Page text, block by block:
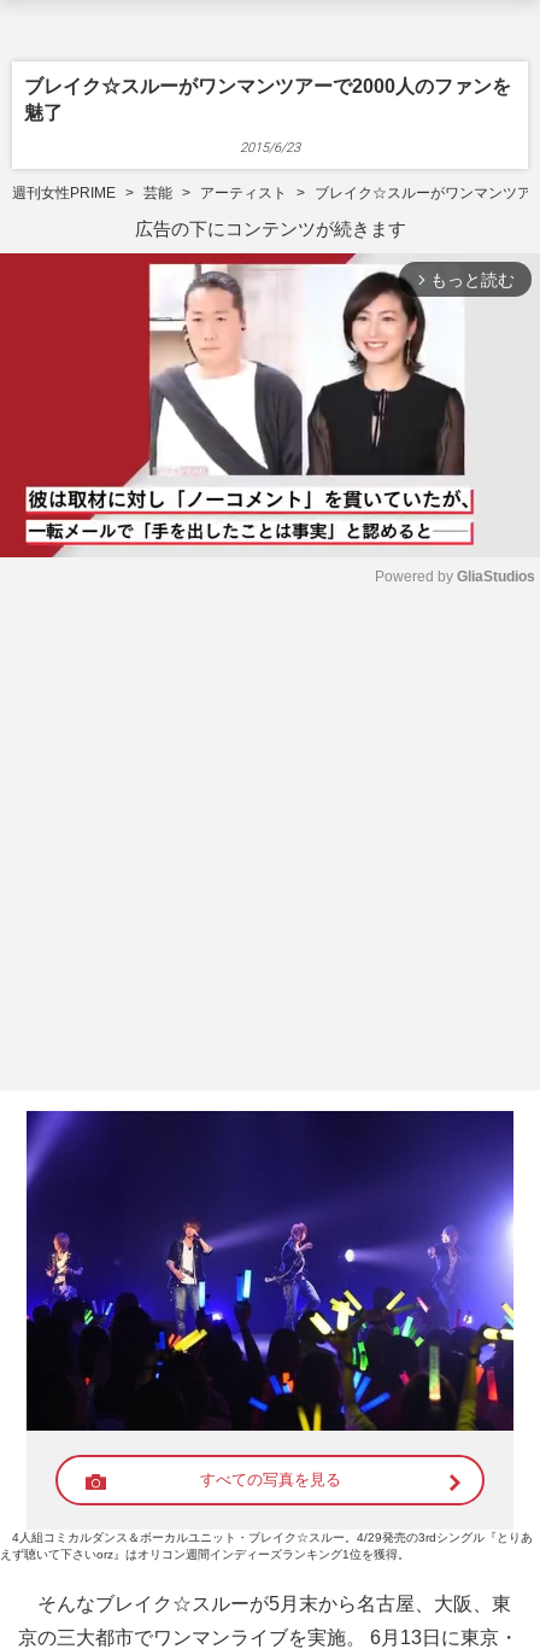
ブレイク☆スルーがワンマンツアーで2000人のファンを
魅了
2015/6/23
週刊女性PRIME 芸能 アーティスト ブレイク☆スルーがワンマンツア
広告の下にコンテンツが続きます
arrow_forward_ios もっと読む
Powered by GliaStudios
すべての写真を見る
4人組コミカルダンス＆ボーカルユニット・ブレイク☆スルー。4/29発売の3rdシングル『とりあ
えず聴いて下さいorz』はオリコン週間インディーズランキング1位を獲得。
そんなブレイク☆スルーが5月末から名古屋、大阪、東
京の三大都市でワンマンライブを実施。 6月13日に東京・